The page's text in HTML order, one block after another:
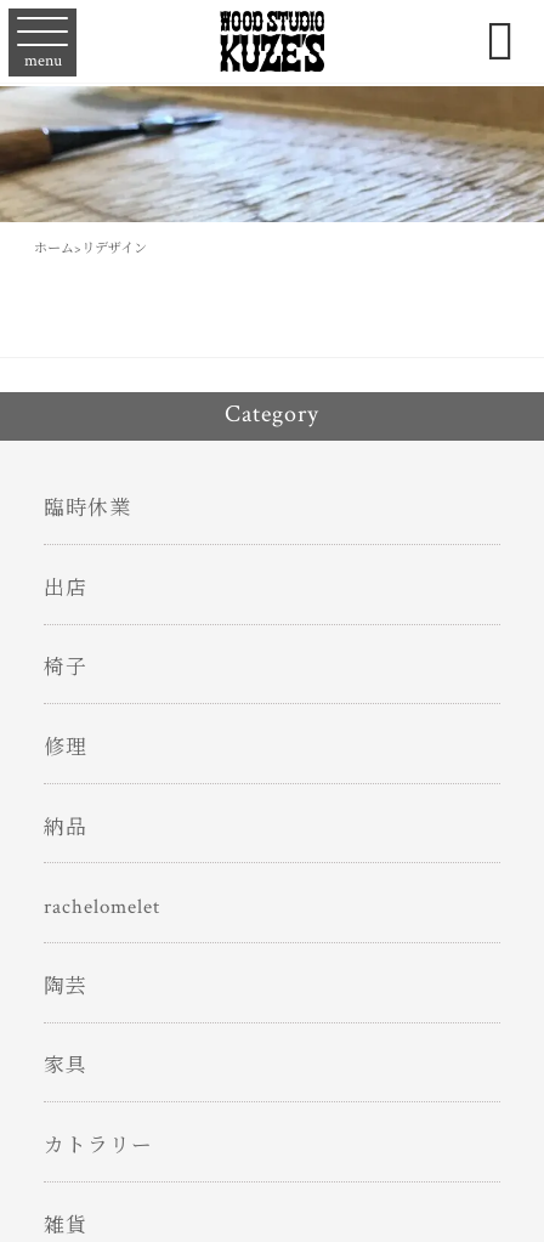
menu 
ホーム> リデザイン
Category
臨時休業
出店
椅子
修理
納品
rachelomelet
陶芸
家具
カトラリー
雑貨